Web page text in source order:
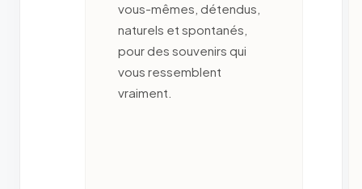
vous-mêmes, détendus,
naturels et spontanés,
pour des souvenirs qui
vous ressemblent
vraiment.